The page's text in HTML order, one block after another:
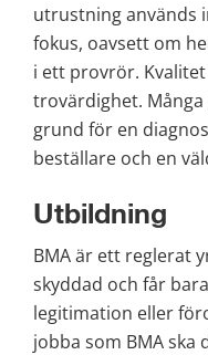
utrustning används
fokus, oavsett om
i ett provrör.
trovärdighet.
grund för en
beställare och en
Utbildning
BMA är ett reglerat
skyddad och får
legitimation eller
jobba som BMA